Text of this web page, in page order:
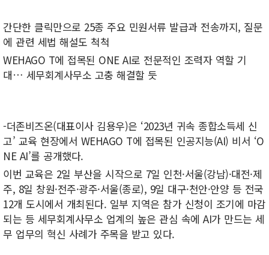
간단한 클릭만으로 25종 주요 민원서류 발급과 전송까지, 질문
에 관련 세법 해설도 척척
WEHAGO T에 접목된 ONE AI로 전문적인 조력자 역할 기
대… 세무회계사무소 고충 해결할 듯
-더존비즈온(대표이사 김용우)은 ‘2023년 귀속 종합소득세 신
고’ 교육 현장에서 WEHAGO T에 접목된 인공지능(AI) 비서 ‘O
NE AI’를 공개했다.
이번 교육은 2일 부산을 시작으로 7일 인천·서울(강남)·대전·제
주, 8일 창원·전주·광주·서울(종로), 9일 대구·천안·안양 등 전국
12개 도시에서 개최된다. 일부 지역은 참가 신청이 조기에 마감
되는 등 세무회계사무소 업계의 높은 관심 속에 AI가 만드는 세
무 업무의 혁신 사례가 주목을 받고 있다.